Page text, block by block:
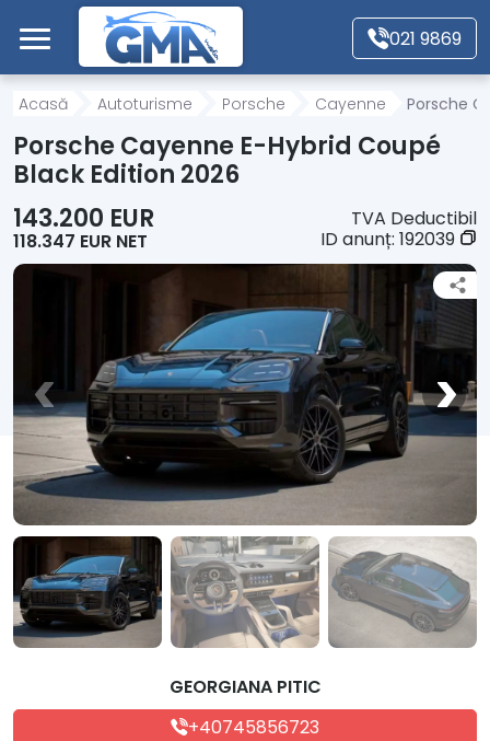
Mergi direct la conținutul principal
021 9869
Acasă
Autoturisme
Motociclete
Alte tipuri vehicule
Despre Noi
Contact
Acasă Autoturisme Porsche Cayenne Porsche
Porsche Cayenne E-Hybrid Coupé
Black Edition 2026
143.200 EUR
118.347 EUR NET
TVA Deductibil
ID anunț: 192039
GEORGIANA PITIC
+40745856723